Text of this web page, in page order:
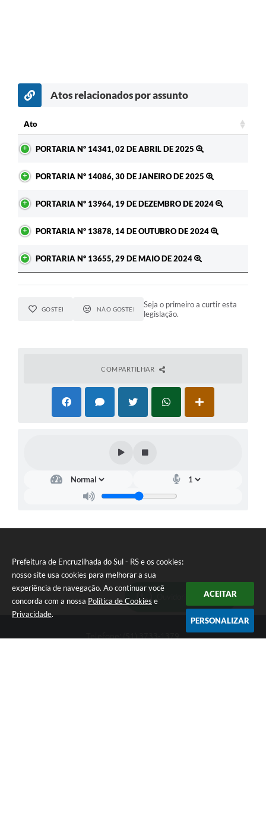
Prefeitura de Encruzilhada do Sul - RS e os cookies:
nosso site usa cookies para melhorar a sua
experiência de navegação. Ao continuar você
concorda com a nossa Política de Cookies e
Privacidade.
ACEITAR
PERSONALIZAR
Atos relacionados por assunto
Ato
PORTARIA Nº 14341, 02 DE ABRIL DE 2025
PORTARIA Nº 14086, 30 DE JANEIRO DE 2025
PORTARIA Nº 13964, 19 DE DEZEMBRO DE 2024
PORTARIA Nº 13878, 14 DE OUTUBRO DE 2024
PORTARIA Nº 13655, 29 DE MAIO DE 2024
GOSTEI NÃO GOSTEI
Seja o primeiro a curtir esta
legislação.
COMPARTILHAR
Ouvidoria Municipal